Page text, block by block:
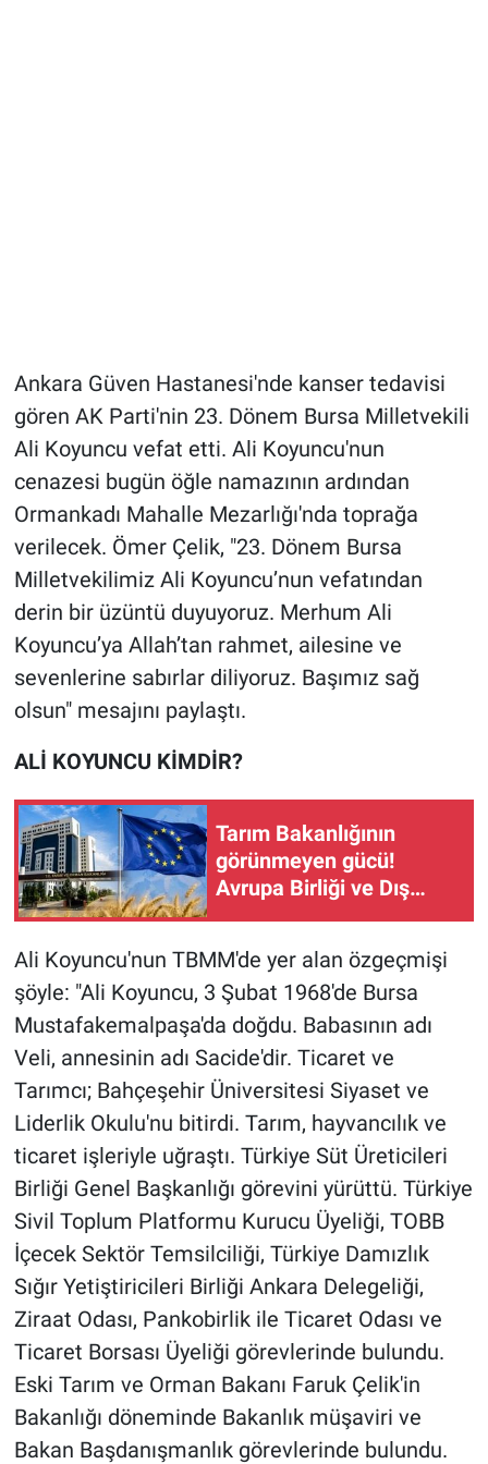
Ankara Güven Hastanesi'nde kanser tedavisi
gören AK Parti'nin 23. Dönem Bursa Milletvekili
Ali Koyuncu vefat etti. Ali Koyuncu'nun
cenazesi bugün öğle namazının ardından
Ormankadı Mahalle Mezarlığı'nda toprağa
verilecek. Ömer Çelik, "23. Dönem Bursa
Milletvekilimiz Ali Koyuncu’nun vefatından
derin bir üzüntü duyuyoruz. Merhum Ali
Koyuncu’ya Allah’tan rahmet, ailesine ve
sevenlerine sabırlar diliyoruz. Başımız sağ
olsun" mesajını paylaştı.
ALİ KOYUNCU KİMDİR?
Tarım Bakanlığının
görünmeyen gücü!
Avrupa Birliği ve Dış
İlişkiler Genel Müdürlüğü
ilgilendiriyor?
Ali Koyuncu'nun TBMM'de yer alan özgeçmişi
şöyle: "Ali Koyuncu, 3 Şubat 1968'de Bursa
Mustafakemalpaşa'da doğdu. Babasının adı
Veli, annesinin adı Sacide'dir. Ticaret ve
Tarımcı; Bahçeşehir Üniversitesi Siyaset ve
Liderlik Okulu'nu bitirdi. Tarım, hayvancılık ve
ticaret işleriyle uğraştı. Türkiye Süt Üreticileri
Birliği Genel Başkanlığı görevini yürüttü. Türkiye
Sivil Toplum Platformu Kurucu Üyeliği, TOBB
İçecek Sektör Temsilciliği, Türkiye Damızlık
Sığır Yetiştiricileri Birliği Ankara Delegeliği,
Ziraat Odası, Pankobirlik ile Ticaret Odası ve
Ticaret Borsası Üyeliği görevlerinde bulundu.
Eski Tarım ve Orman Bakanı Faruk Çelik'in
Bakanlığı döneminde Bakanlık müşaviri ve
Bakan Başdanışmanlık görevlerinde bulundu.